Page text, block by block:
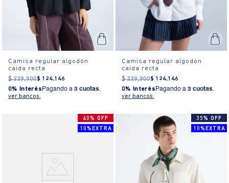
Camisa regular algodón
caída recta
$ 229.900$ 124.146
0% Interés Pagando a 3 cuotas.
ver bancos.
Camisa regular algodón
caída recta
$ 229.900$ 124.146
0% Interés Pagando a 3 cuotas.
ver bancos.
40% OFF
10%EXTRA
35% OFF
10%EXTRA